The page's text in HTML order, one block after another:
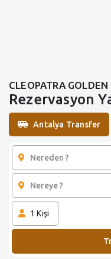
CLEOPATRA
Rezervasyon
Antalya Transfer
1 Kişi